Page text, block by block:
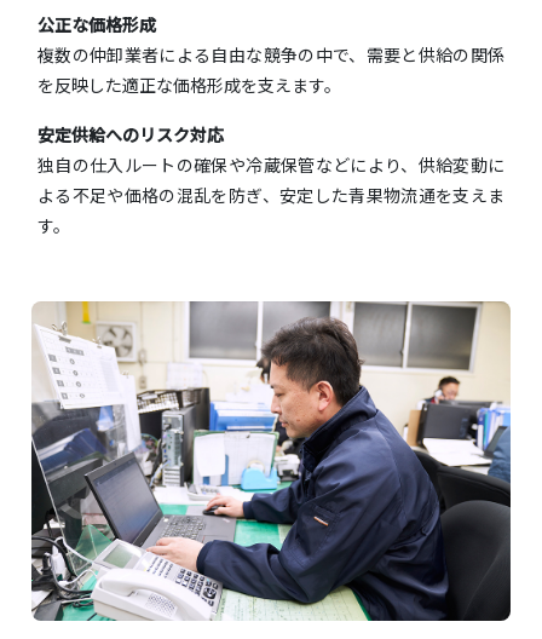
公正な価格形成
複数の仲卸業者による自由な競争の中で、需要と供給の関係
を反映した適正な価格形成を支えます。
安定供給へのリスク対応
独自の仕入ルートの確保や冷蔵保管などにより、供給変動に
よる不足や価格の混乱を防ぎ、安定した青果物流通を支えま
す。